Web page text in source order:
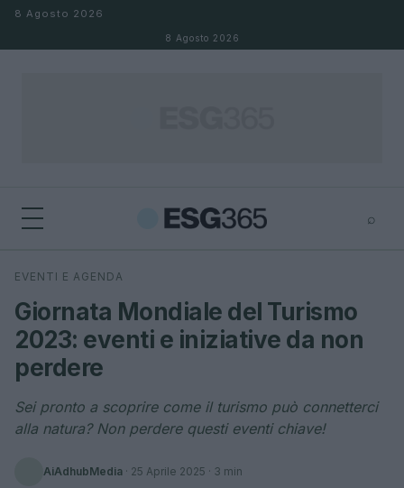
Salta al contenuto
8 Agosto 2026
8 Agosto 2026
⌕
Cerca
EVENTI E AGENDA
Giornata Mondiale del Turismo
2023: eventi e iniziative da non
perdere
Sei pronto a scoprire come il turismo può connetterci
alla natura? Non perdere questi eventi chiave!
AiAdhubMedia · 25 Aprile 2025 · 3 min